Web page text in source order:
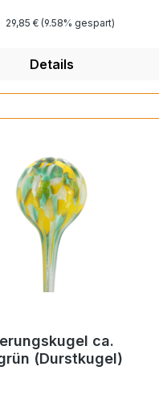
Regulärer Preis:
29,85 € (9.58% gespart)
Details
ca.
(Durstkugel)